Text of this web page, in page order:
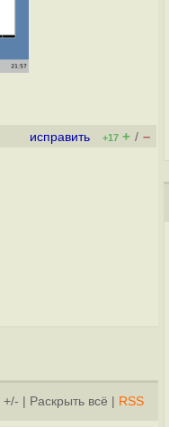
исправить +17 + / –
+/- Раскрыть всё RSS